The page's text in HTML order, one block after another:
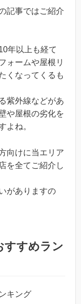
記事ではご紹介
年以上も経て
ォームや屋根リ
くなってくるも
紫外線などがあ
や屋根の劣化を
よね。
向けに当エリア
を全てご紹介し
がありますの
すすめラン
キング